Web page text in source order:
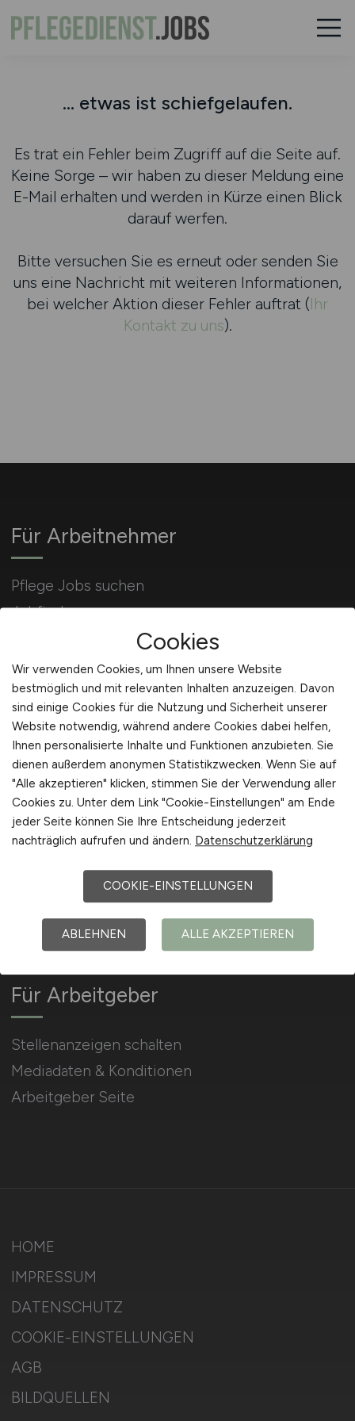
... etwas ist schiefgelaufen.
Es trat ein Fehler beim Zugriff auf die Seite auf.
Keine Sorge – wir haben zu dieser Meldung eine
E-Mail erhalten und werden in Kürze einen Blick
darauf werfen.
Bitte versuchen Sie es erneut oder senden Sie
uns eine Nachricht mit weiteren Informationen,
bei welcher Aktion dieser Fehler auftrat (Ihr
Kontakt zu uns).
Für Arbeitnehmer
Pflege Jobs suchen
Jobfinder
Arbeitnehmer Registrierung
Social Media & Networks
Gleichberechtigung & Vielfalt
Für Arbeitgeber
Stellenanzeigen schalten
Mediadaten & Konditionen
Arbeitgeber Seite
Arbeitgeber Kontakt
Karrierenetzwerk
HOME
IMPRESSUM
DATENSCHUTZ
COOKIE-EINSTELLUNGEN
AGB
BILDQUELLEN
Cookies
Wir verwenden Cookies, um Ihnen unsere Website
bestmöglich und mit relevanten Inhalten anzuzeigen. Davon
sind einige Cookies für die Nutzung und Sicherheit unserer
Website notwendig, während andere Cookies dabei helfen,
Ihnen personalisierte Inhalte und Funktionen anzubieten. Sie
dienen außerdem anonymen Statistikzwecken. Wenn Sie auf
"Alle akzeptieren" klicken, stimmen Sie der Verwendung aller
Cookies zu. Unter dem Link "Cookie-Einstellungen" am Ende
jeder Seite können Sie Ihre Entscheidung jederzeit
nachträglich aufrufen und ändern. Datenschutzerklärung
COOKIE-EINSTELLUNGEN
ABLEHNEN ALLE AKZEPTIEREN